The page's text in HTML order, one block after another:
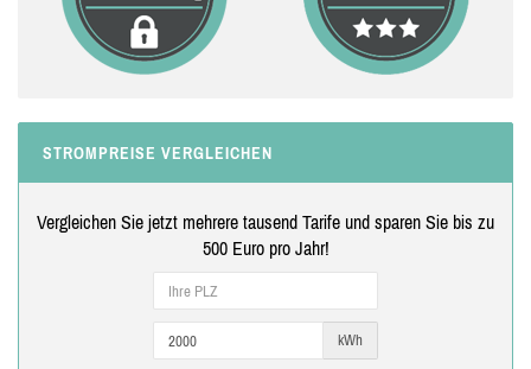
STROMPREISE VERGLEICHEN
Vergleichen Sie jetzt mehrere tausend Tarife und sparen Sie bis zu
500 Euro pro Jahr!
kWh